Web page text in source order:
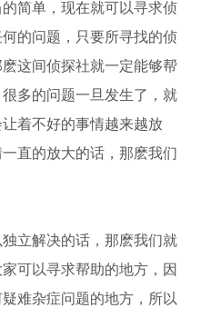
简单，现在就可以寻求侦
的问题，只要所寻找的侦
这间侦探社就一定能够帮
多的问题一旦发生了，就
着不好的事情越来越放
直的放大的话，那麽我们
立解决的话，那麽我们就
可以寻求帮助的地方，因
难杂症问题的地方，所以